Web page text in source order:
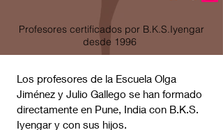
Profesores certificados por B.K.S.Iyengar
desde 1996
Los profesores de la Escuela Olga
Jiménez y Julio Gallego se han formado
directamente en Pune, India con B.K.S.
Iyengar y con sus hijos.